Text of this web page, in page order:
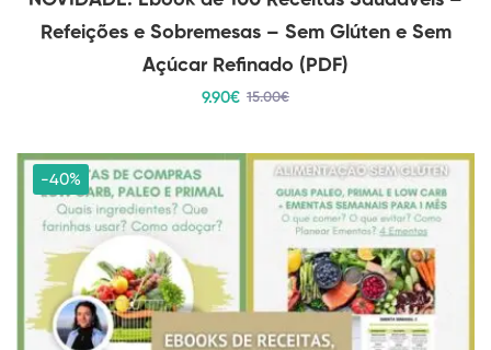
Refeições e Sobremesas – Sem Glúten e Sem
Açúcar Refinado (PDF)
9.90€ 15.00€
-40%